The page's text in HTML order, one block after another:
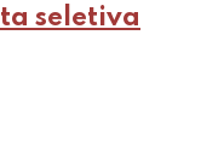
seletiva